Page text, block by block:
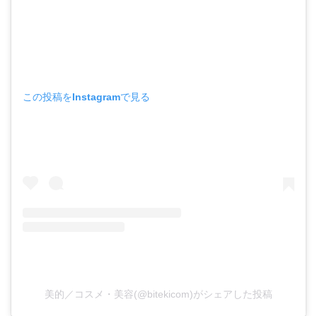
この投稿をInstagramで見る
美的／コスメ・美容(@bitekicom)がシェアした投稿